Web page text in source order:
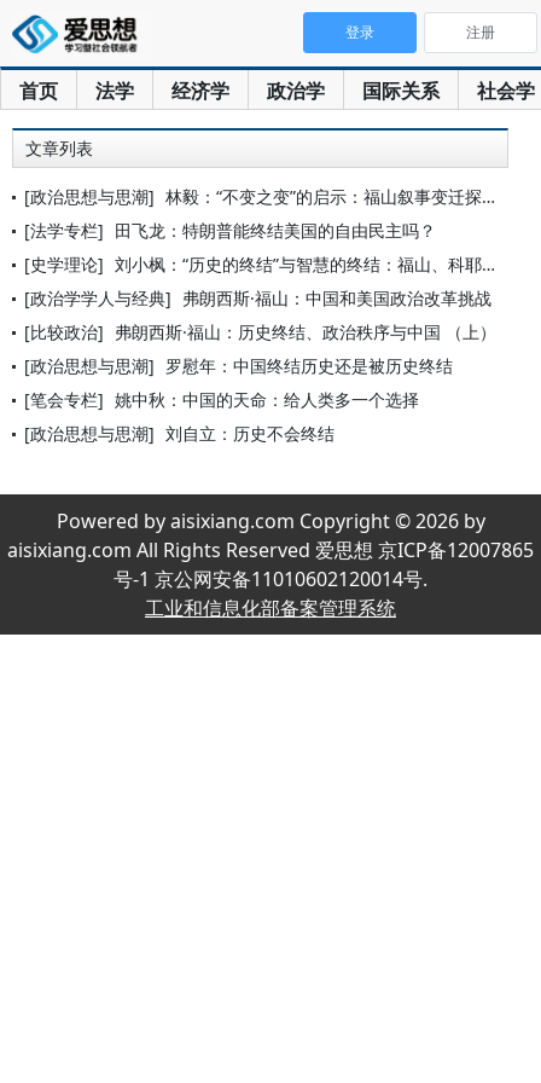
首页 法学 经济学 政治学 国际关系 社会学
登录 注册
文章列表
[政治思想与思潮] 林毅：“不变之变”的启示：福山叙事变迁探析中的反思与中国问题
[法学专栏] 田飞龙：特朗普能终结美国的自由民主吗？
[史学理论] 刘小枫：“历史的终结”与智慧的终结：福山、科耶夫、尼采论“历
[政治学学人与经典] 弗朗西斯·福山：中国和美国政治改革挑战
[比较政治] 弗朗西斯·福山：历史终结、政治秩序与中国 （上）
[政治思想与思潮] 罗慰年：中国终结历史还是被历史终结
[笔会专栏] 姚中秋：中国的天命：给人类多一个选择
[政治思想与思潮] 刘自立：历史不会终结
Powered by aisixiang.com Copyright © 2026 by
aisixiang.com All Rights Reserved 爱思想 京ICP备12007865
号-1 京公网安备11010602120014号.
工业和信息化部备案管理系统